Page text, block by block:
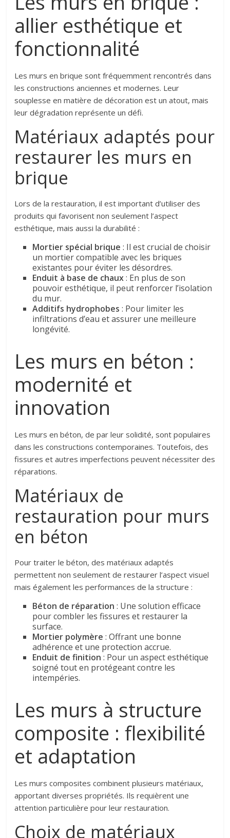
allier esthétique et
fonctionnalité
Les murs en brique sont fréquemment rencontrés dans
les constructions anciennes et modernes. Leur
souplesse en matière de décoration est un atout, mais
leur dégradation représente un défi.
Matériaux adaptés pour
restaurer les murs en
brique
Lors de la restauration, il est important d’utiliser des
produits qui favorisent non seulement l’aspect
esthétique, mais aussi la durabilité :
Mortier spécial brique : Il est crucial de choisir
un mortier compatible avec les briques
existantes pour éviter les désordres.
Enduit à base de chaux: En plus de son
pouvoir esthétique, il peut renforcer l’isolation
du mur.
Additifs hydrophobes : Pour limiter les
infiltrations d’eau et assurer une meilleure
longévité.
Les murs en béton :
modernité et
innovation
Les murs en béton, de par leur solidité, sont populaires
dans les constructions contemporaines. Toutefois, des
fissures et autres imperfections peuvent nécessiter des
réparations.
Matériaux de
restauration pour murs
en béton
Pour traiter le béton, des matériaux adaptés
permettent non seulement de restaurer l’aspect visuel
mais également les performances de la structure :
Béton de réparation : Une solution efficace
pour combler les fissures et restaurer la
surface.
Mortier polymère : Offrant une bonne
adhérence et une protection accrue.
Enduit de finition : Pour un aspect esthétique
soigné tout en protégeant contre les
intempéries.
Les murs à structure
composite : flexibilité
et adaptation
Les murs composites combinent plusieurs matériaux,
apportant diverses propriétés. Ils requièrent une
attention particulière pour leur restauration.
Choix de matériaux